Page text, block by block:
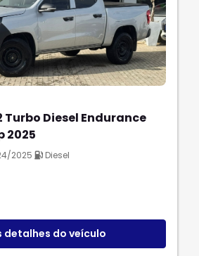
Turbo Diesel Endurance
2025
2025
Diesel
detalhes do veículo